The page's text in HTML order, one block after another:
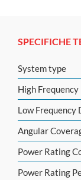
SPECIFICHE
System type
High
Low Frequency
Angular
Power Rating
Power Rating